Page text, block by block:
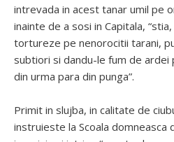
intrevada in acest tanar umil pe
inainte de a sosi in Capitala,
tortureze pe nenorocitii tarani,
subtiori si dandu-le fum de ardei
din urma para din punga”.
Primit in slujba, in calitate de
instruieste la Scoala domneasca